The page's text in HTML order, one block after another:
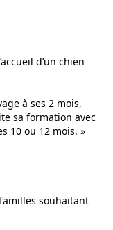
d’un chien
à ses 2 mois,
sa formation avec
10 ou 12 mois. »
souhaitant